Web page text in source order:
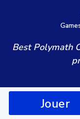
Jouer
Best Polymath